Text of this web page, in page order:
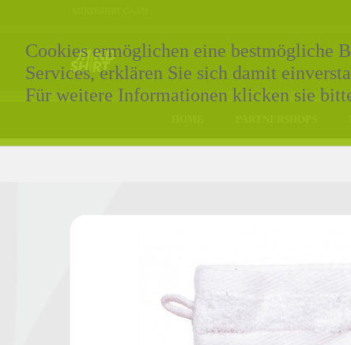
Cookies ermöglichen eine bestmögliche
Services, erklären Sie sich damit
Für weitere Informationen klicken sie